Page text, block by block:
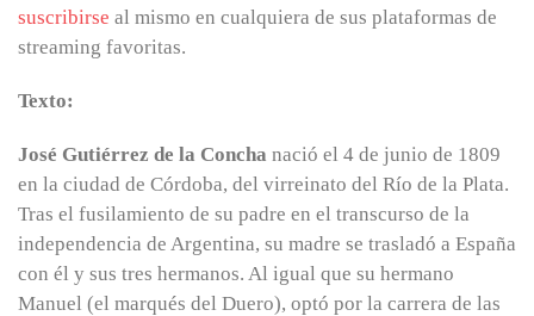
suscribirse al mismo en cualquiera de sus plataformas de
streaming favoritas.
Texto:
José Gutiérrez de la Concha nació el 4 de junio de 1809
en la ciudad de Córdoba, del virreinato del Río de la Plata.
Tras el fusilamiento de su padre en el transcurso de la
independencia de Argentina, su madre se trasladó a España
con él y sus tres hermanos. Al igual que su hermano
Manuel (el marqués del Duero), optó por la carrera de las